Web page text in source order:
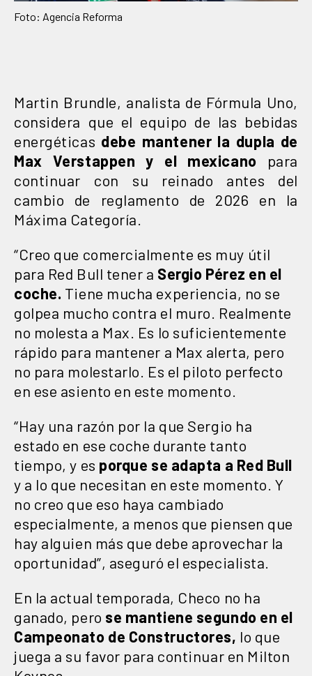
Foto: Agencia Reforma
Martin Brundle, analista de Fórmula Uno,
considera que el equipo de las bebidas
energéticas debe mantener la dupla de
Max Verstappen y el mexicano para
continuar con su reinado antes del
cambio de reglamento de 2026 en la
Máxima Categoría.
“Creo que comercialmente es muy útil
para Red Bull tener a Sergio Pérez en el
coche. Tiene mucha experiencia, no se
golpea mucho contra el muro. Realmente
no molesta a Max. Es lo suficientemente
rápido para mantener a Max alerta, pero
no para molestarlo. Es el piloto perfecto
en ese asiento en este momento.
“Hay una razón por la que Sergio ha
estado en ese coche durante tanto
tiempo, y es porque se adapta a Red Bull
y a lo que necesitan en este momento. Y
no creo que eso haya cambiado
especialmente, a menos que piensen que
hay alguien más que debe aprovechar la
oportunidad”, aseguró el especialista.
En la actual temporada, Checo no ha
ganado, pero se mantiene segundo en el
Campeonato de Constructores, lo que
juega a su favor para continuar en Milton